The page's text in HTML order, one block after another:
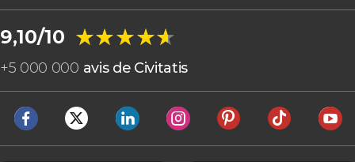
9,10/10 ★★★★★
★★★★★
+5 000 000 avis de Civitatis